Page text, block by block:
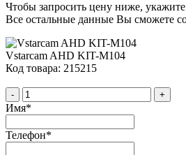
Чтобы запросить цену ниже,
Все остальные данные Вы сможете
Vstarcam AHD KIT-M104
Код товара: 215215
- +
Имя*
Телефон*